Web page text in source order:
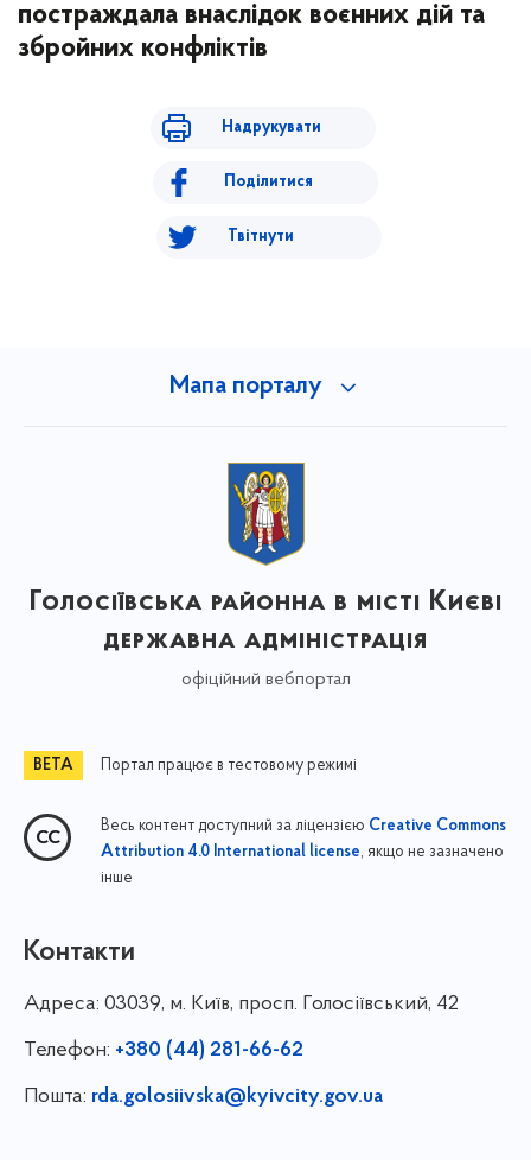
постраждала внаслідок воєнних дій та
збройних конфліктів
Надрукувати
Поділитися
Твітнути
Мапа порталу
Голосіївська районна в місті Києві
державна адміністрація
офіційний вебпортал
Портал працює в тестовому режимі
Весь контент доступний за ліцензією Creative Commons
Attribution 4.0 International license, якщо не зазначено
інше
Контакти
Адреса: 03039, м. Київ, просп. Голосіївський, 42
Телефон: +380 (44) 281-66-62
Пошта: rda.golosiivska@kyivcity.gov.ua